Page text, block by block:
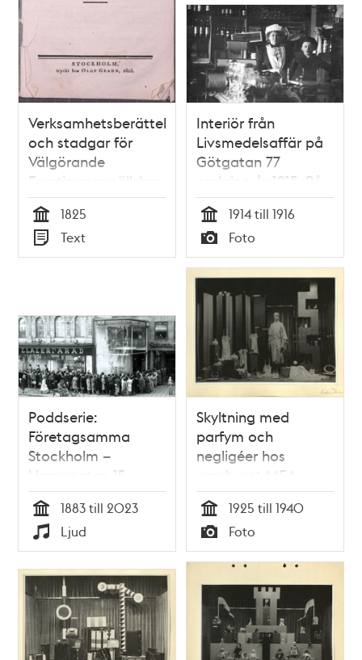
Verksamhetsberättelse
och stadgar för
Välgörande
Fruntimmerssällskapet
1825
Tid
1825
Typ
Text
Interiör från
Livsmedelsaffär på
Götgatan 77
omkring år 1915. På
bilden syns fru
Augusta Norgren
tillsamman med
sonen Harry.
Tid
1914 till 1916
Typ
Foto
Poddserie:
Företagsamma
Stockholm –
Hamngatan 15,
MEA
Tid
1883 till 2023
Typ
Ljud
Skyltning med
parfym och
negligéer hos
varuhuset MEA
Tid
1925 till 1940
Typ
Foto